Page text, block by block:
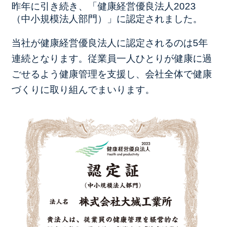
昨年に引き続き、「健康経営優良法人2023
（中小規模法人部門）」に認定されました。
当社が健康経営優良法人に認定されるのは5年
連続となります。 従業員一人ひとりが健康に過
ごせるよう健康管理を支援し、会社全体で健康
づくりに取り組んでまいります。